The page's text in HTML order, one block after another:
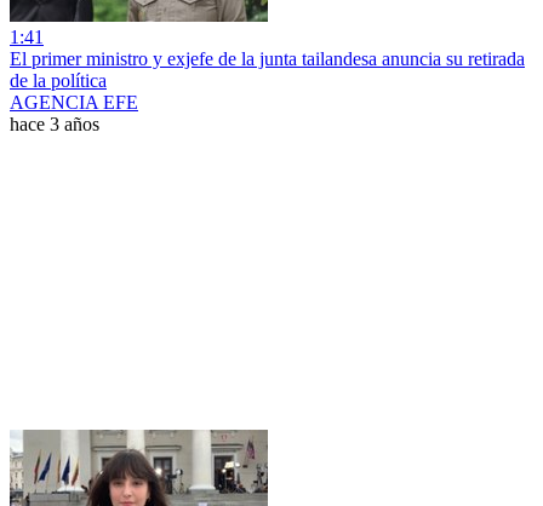
1:41
El primer ministro y exjefe de la junta tailandesa anuncia su retirada
de la política
AGENCIA EFE
hace 3 años